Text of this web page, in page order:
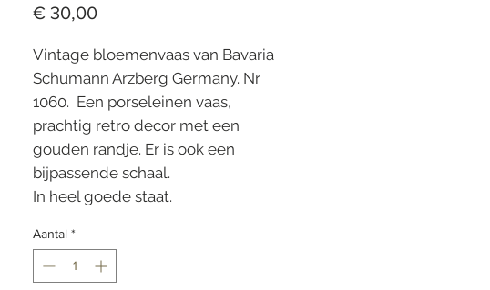
€ 30,00Prijs
Vintage bloemenvaas van Bavaria
Schumann Arzberg Germany. Nr
1060. Een porseleinen vaas,
prachtig retro decor met een
gouden randje. Er is ook een
bijpassende schaal.
In heel goede staat.
Aantal *